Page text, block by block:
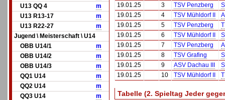
U13 QQ 4
m
U13 R13-17
m
U13 R22-27
m
Jugend \ Meisterschaft \ U14
OBB U14/1
m
OBB U14/2
m
OBB U14/3
m
QQ1 U14
m
QQ2 U14
m
QQ3 U14
m
19.01.25
3 TSV Penzberg
19.01.25
4 TSV Mühldorf II
19.01.25
5 TSV Penzberg
19.01.25
6 TSV Mühldorf II
19.01.25
7 TSV Penzberg
19.01.25
8 TSV Grafing
19.01.25
9 ASV Dachau III
19.01.25
10 TSV Mühldorf II
Tabelle (2. Spieltag Jeder